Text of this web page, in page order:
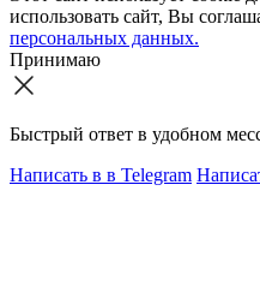
использовать сайт, Вы
персональных данных.
Принимаю
Быстрый ответ в удобном
Написать в в Telegram